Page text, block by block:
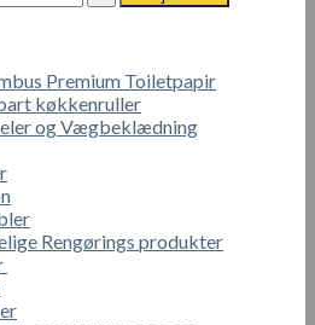
Premium Toiletpapir
køkkenruller
og Vægbeklædning
Rengørings produkter